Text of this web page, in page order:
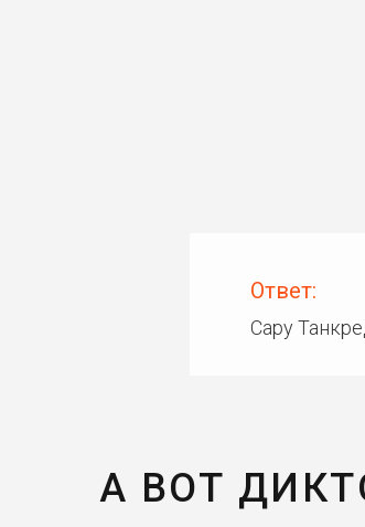
Ответ:
Сару
А ВОТ